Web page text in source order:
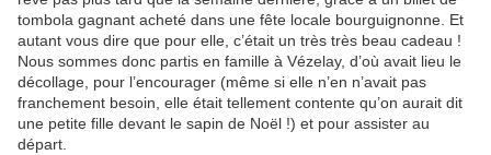
tombola gagnant acheté dans une fête locale bourguignonne. Et
autant vous dire que pour elle, c’était un très très beau cadeau !
Nous sommes donc partis en famille à Vézelay, d’où avait lieu le
décollage, pour l’encourager (même si elle n’en n’avait pas
franchement besoin, elle était tellement contente qu’on aurait dit
une petite fille devant le sapin de Noël !) et pour assister au
départ.